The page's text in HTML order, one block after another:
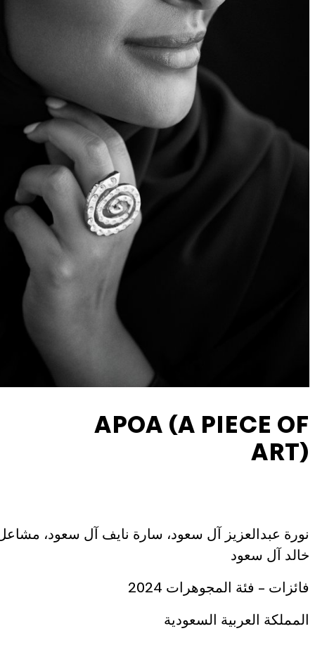
APOA (A PIECE OF
ART)
نورة عبدالعزيز آل سعود، سارة نايف آل سعود،
خالد آل سعود
فائزات – فئة المجوهرات 2024
المملكة العربية السعودية
تعرف على الفعاليات التي تقام في متاحف قطر
ملفات تعريف الارتباط الإعلانية
تتيح لنا هذه الملفات عرض إعلانات متوافقة مع اهتماماتك على
مواقع الويب والتطبيقات التابعة لجهات خارجية.، مثل فيسبوك
وإنستغرام. وقد نربط هذه البيانات عبر مختلف الأجهزة التي
تستخدمها، كما تساعد في معالجة البيانات المتعلقة بالإعلانات.
ويستخدم هذا لقياس أداء الإعلانات وإتاحة فوترتها.
يمكن أن يؤدي إيقاف تشغيل بعض هذه الملفات إلى توقف
الوظائف ذات الصلة عن العمل بشكل صحيح. يمكنك تغيير